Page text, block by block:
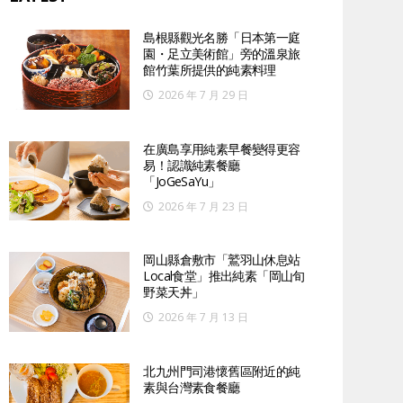
島根縣觀光名勝「日本第一庭
園・足立美術館」旁的溫泉旅
館竹葉所提供的純素料理
2026 年 7 月 29 日
在廣島享用純素早餐變得更容
易！認識純素餐廳
「JoGeSaYu」
2026 年 7 月 23 日
岡山縣倉敷市「鷲羽山休息站
Local食堂」推出純素「岡山旬
野菜天丼」
2026 年 7 月 13 日
北九州門司港懷舊區附近的純
素與台灣素食餐廳